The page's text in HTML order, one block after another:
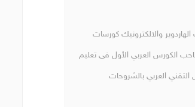
والالكترونيك كورسات
الكورس العربي الأول فى تعليم
التقني العربي بالشروحات